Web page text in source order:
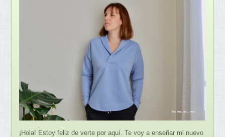
¡Hola! Estoy feliz de verte por aquí. Te voy a enseñar mi nuevo